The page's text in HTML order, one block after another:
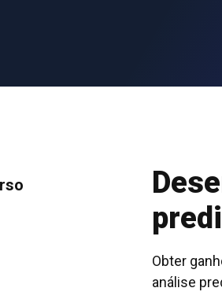
Obter
análise